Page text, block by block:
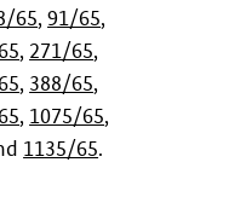
65,91/65,
, 271/65,
, 388/65,
, 1075/65,
1135/65.